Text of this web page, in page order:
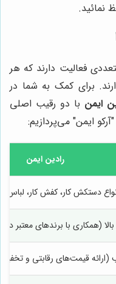
نمائید.
فعالیت دارند که هر
برای کمک به شما در
ایمن با دو رقیب اصلی
ایمن" می‌پردازیم:
رادین ایمن
دستکش کار، کفش کار، لباس
بالا (همکاری با برندهای معتبر
(ارائه قیمت‌های رقابتی و